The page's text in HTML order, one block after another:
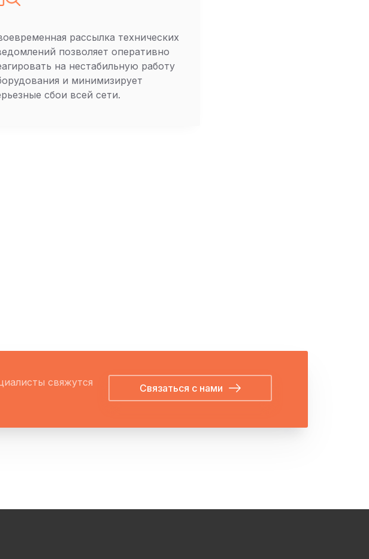
рассылка технических
позволяет оперативно
на нестабильную работу
и минимизирует
сбои всей сети.
свяжутся
Связаться с нами